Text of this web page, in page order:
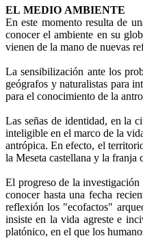
EL MEDIO AMBIENTE
En este momento resulta de
conocer el ambiente en su
vienen de la mano de nuevas
La sensibilización ante los
geógrafos y naturalistas para
para el conocimiento de la
Las señas de identidad, en la
inteligible en el marco de la
antrópica. En efecto, el
la Meseta castellana y la franja
El progreso de la investigación
conocer hasta una fecha
reflexión los "ecofactos"
insiste en la vida agreste e
platónico, en el que los